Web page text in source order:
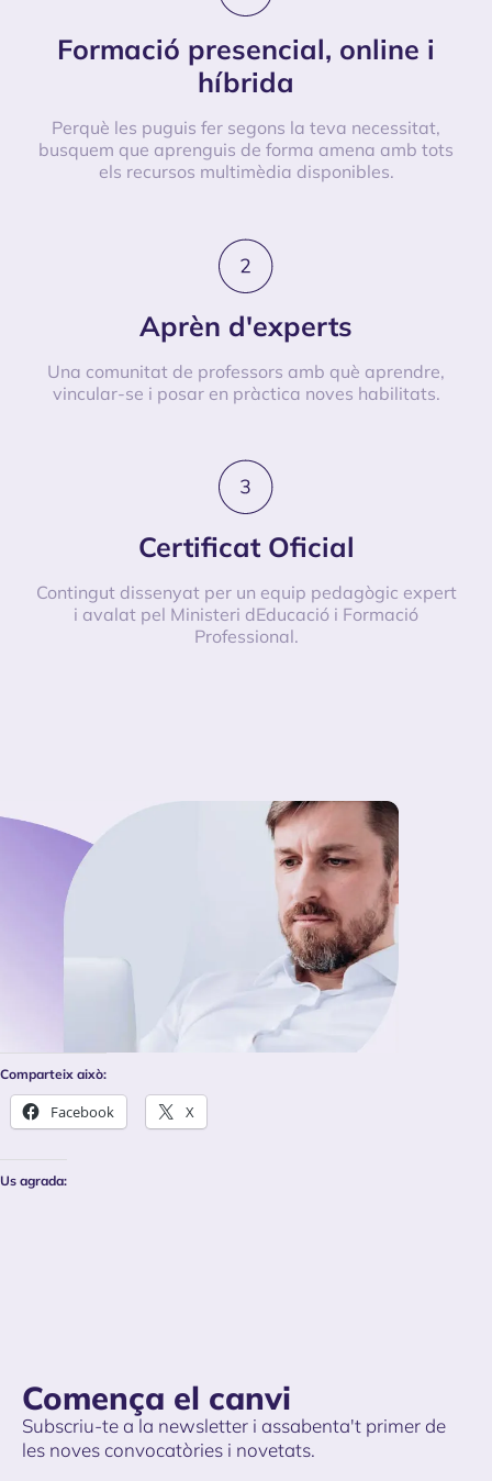
Formació presencial, online i
híbrida
Perquè les puguis fer segons la teva necessitat,
busquem que aprenguis de forma amena amb tots
els recursos multimèdia disponibles.
Aprèn d'experts
Una comunitat de professors amb què aprendre,
vincular-se i posar en pràctica noves habilitats.
Certificat Oficial
Contingut dissenyat per un equip pedagògic expert
i avalat pel Ministeri dEducació i Formació
Professional.
Comparteix això:
Facebook X
Us agrada:
Comença el canvi
Subscriu-te a la newsletter i assabenta't primer de
les noves convocatòries i novetats.